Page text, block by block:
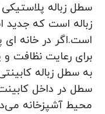
سطل زباله
زباله است که جدید
است.اگر در خانه
برای رعایت نظافت و
به سطل زباله
سطل در داخل
محیط آشپزخانه